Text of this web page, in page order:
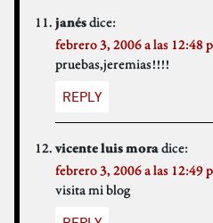
janésdice:
febrero 3, 2006 a las 12:48
pruebas,jeremias!!!!
REPLY
vicente luis moradice:
febrero 3, 2006 a las 12:49
visita mi blog